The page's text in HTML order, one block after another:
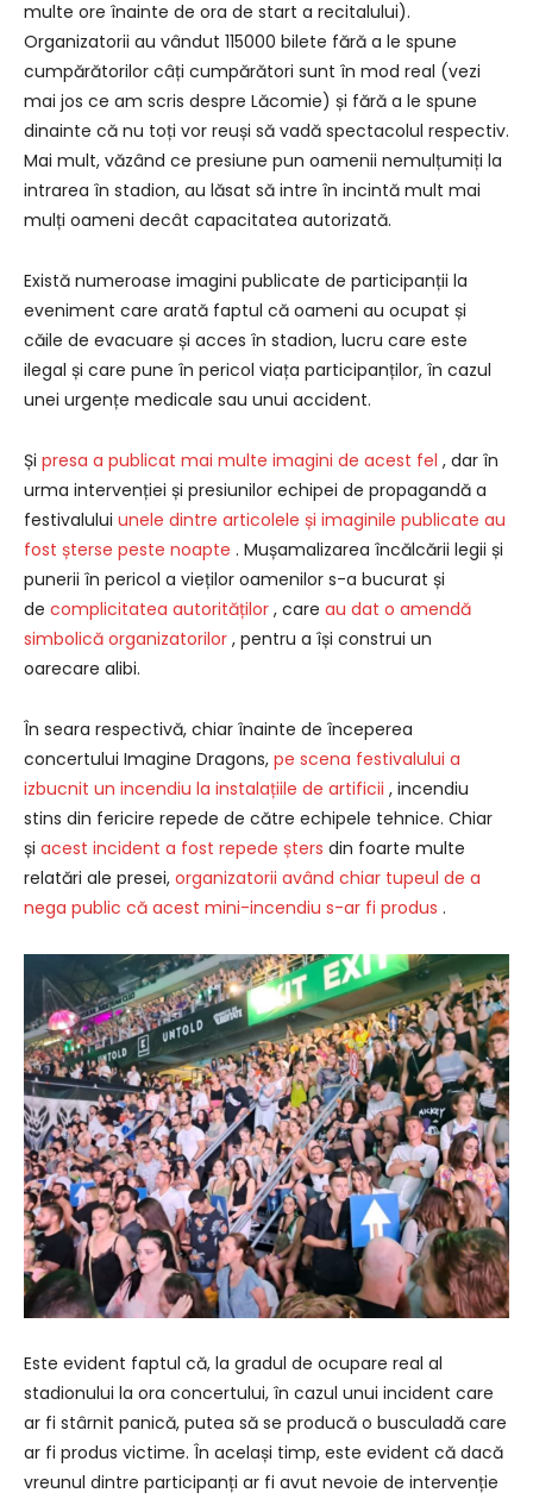
multe ore înainte de ora de start a recitalului).
Organizatorii au vândut 115000 bilete fără a le spune
cumpărătorilor câți cumpărători sunt în mod real (vezi
mai jos ce am scris despre Lăcomie) și fără a le spune
dinainte că nu toți vor reuși să vadă spectacolul respectiv.
Mai mult, văzând ce presiune pun oamenii nemulțumiți la
intrarea în stadion, au lăsat să intre în incintă mult mai
mulți oameni decât capacitatea autorizată.
Există numeroase imagini publicate de participanții la
eveniment care arată faptul că oameni au ocupat și
căile de evacuare și acces în stadion, lucru care este
ilegal și care pune în pericol viața participanților, în cazul
unei urgențe medicale sau unui accident.
Și presa a publicat mai multe imagini de acest fel , dar în
urma intervenției și presiunilor echipei de propagandă a
festivalului unele dintre articolele și imaginile publicate au
fost șterse peste noapte . Mușamalizarea încălcării legii și
punerii în pericol a vieților oamenilor s-a bucurat și
de complicitatea autorităților , care au dat o amendă
simbolică organizatorilor , pentru a își construi un
oarecare alibi.
În seara respectivă, chiar înainte de începerea
concertului Imagine Dragons, pe scena festivalului a
izbucnit un incendiu la instalațiile de artificii , incendiu
stins din fericire repede de către echipele tehnice. Chiar
și acest incident a fost repede șters din foarte multe
relatări ale presei, organizatorii având chiar tupeul de a
nega public că acest mini-incendiu s-ar fi produs .
Este evident faptul că, la gradul de ocupare real al
stadionului la ora concertului, în cazul unui incident care
ar fi stârnit panică, putea să se producă o busculadă care
ar fi produs victime. În același timp, este evident că dacă
vreunul dintre participanți ar fi avut nevoie de intervenție